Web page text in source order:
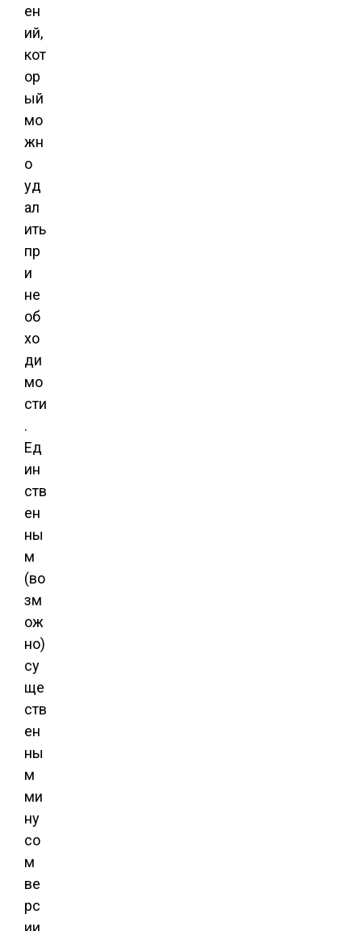
ен
ий,
кот
ор
ый
мо
жн
о
уд
ал
ить
пр
и
не
об
хо
ди
мо
сти
.
Ед
ин
ств
ен
ны
м
(во
зм
ож
но)
су
ще
ств
ен
ны
м
ми
ну
со
м
ве
рс
ии